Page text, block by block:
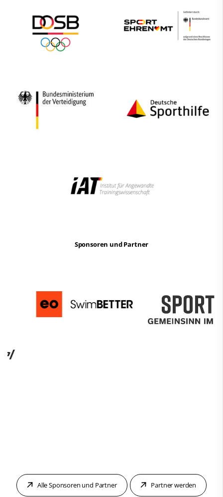
Sponsoren und Partner
Alle Sponsoren und Partner Partner werden